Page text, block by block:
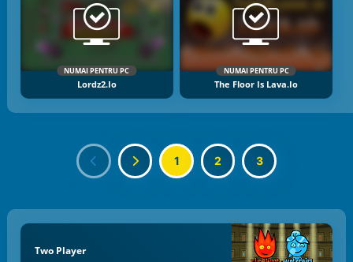
NUMAI PENTRU PC
Lordz2.io
NUMAI PENTRU PC
The Floor Is Lava.io
1 2 3
Two Player